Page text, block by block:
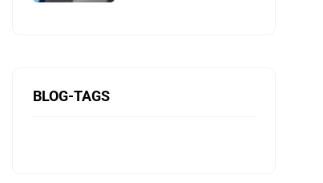
BLOG-TAGS